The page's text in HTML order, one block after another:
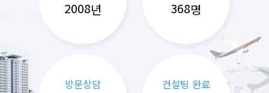
년 명
방문상담 컨설팅 완료